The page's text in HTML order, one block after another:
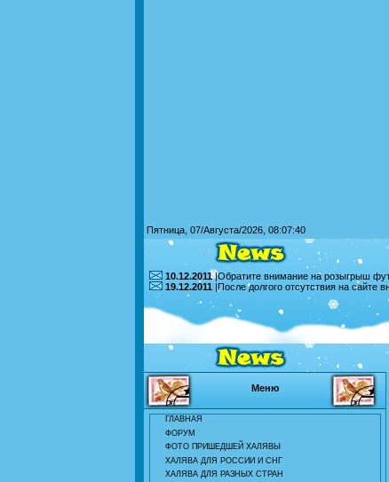
Пятница, 07/Августа/2026, 08:07:40
10.12.2011|Обратите внимание на розыгрыш
19.12.2011 |После долгого отсутствия на сайте
Меню
ГЛАВНАЯ
ФОРУМ
ФОТО ПРИШЕДШЕЙ ХАЛЯВЫ
ХАЛЯВА ДЛЯ РОССИИ И СНГ
ХАЛЯВА ДЛЯ РАЗНЫХ СТРАН